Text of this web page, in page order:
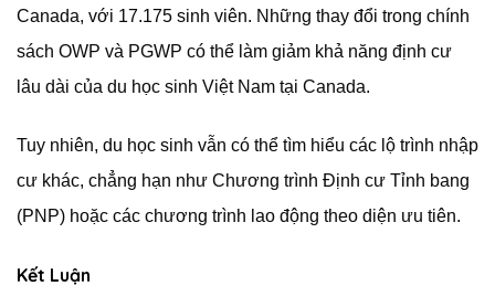
Canada, với 17.175 sinh viên. Những thay đổi trong chính
sách OWP và PGWP có thể làm giảm khả năng định cư
lâu dài của du học sinh Việt Nam tại Canada.
Tuy nhiên, du học sinh vẫn có thể tìm hiểu các lộ trình nhập
cư khác, chẳng hạn như Chương trình Định cư Tỉnh bang
(PNP) hoặc các chương trình lao động theo diện ưu tiên.
Kết Luận